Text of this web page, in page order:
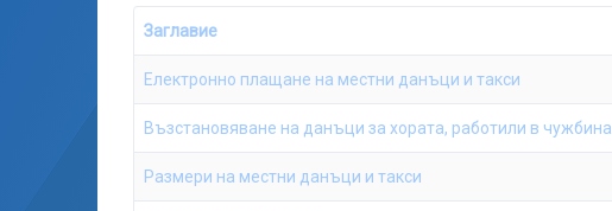
Заглавие
Електронно плащане на местни данъци и такси
Възстановяване на данъци за хората, работили в чужбина
Размери на местни данъци и такси